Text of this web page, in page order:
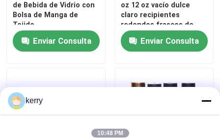
de Bebida de Vidrio con
Bolsa de Manga de
Tejido
Enviar Consulta
oz 12 oz vacío dulce
claro recipientes
redondos frascos de
vidrio con tapas de
metal de oroEnviar Consulta
kerry
10:48 PM